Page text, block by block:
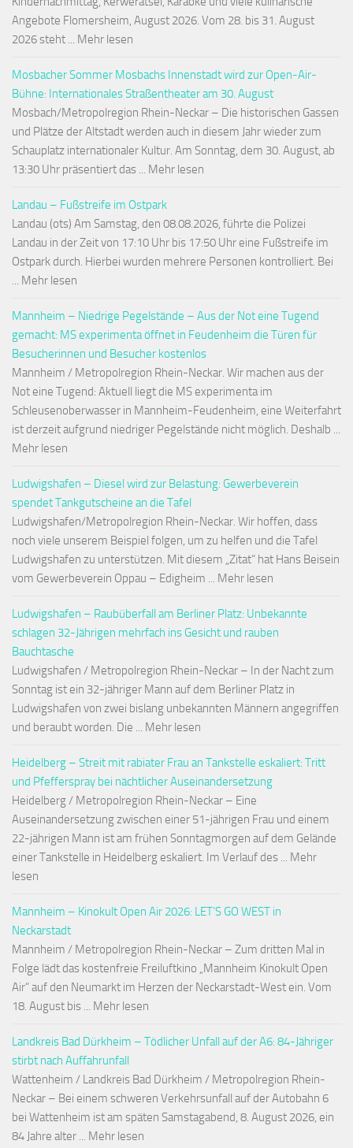
Angebote Flomersheim, August 2026. Vom 28. bis 31. August
2026 steht ... Mehr lesen
Mosbacher Sommer Mosbachs Innenstadt wird zur Open-Air-
Bühne: Internationales Straßentheater am 30. August
Mosbach/Metropolregion Rhein-Neckar – Die historischen Gassen
und Plätze der Altstadt werden auch in diesem Jahr wieder zum
Schauplatz internationaler Kultur. Am Sonntag, dem 30. August, ab
13:30 Uhr präsentiert das ... Mehr lesen
Landau – Fußstreife im Ostpark
Landau (ots) Am Samstag, den 08.08.2026, führte die Polizei
Landau in der Zeit von 17:10 Uhr bis 17:50 Uhr eine Fußstreife im
Ostpark durch. Hierbei wurden mehrere Personen kontrolliert. Bei
... Mehr lesen
Mannheim – Niedrige Pegelstände – Aus der Not eine Tugend
gemacht: MS experimenta öffnet in Feudenheim die Türen für
Besucherinnen und Besucher kostenlos
Mannheim / Metropolregion Rhein-Neckar. Wir machen aus der
Not eine Tugend: Aktuell liegt die MS experimenta im
Schleusenoberwasser in Mannheim-Feudenheim, eine Weiterfahrt
ist derzeit aufgrund niedriger Pegelstände nicht möglich. Deshalb ...
Mehr lesen
Ludwigshafen – Diesel wird zur Belastung: Gewerbeverein
spendet Tankgutscheine an die Tafel
Ludwigshafen/Metropolregion Rhein-Neckar. Wir hoffen, dass
noch viele unserem Beispiel folgen, um zu helfen und die Tafel
Ludwigshafen zu unterstützen. Mit diesem „Zitat“ hat Hans Beisein
vom Gewerbeverein Oppau – Edigheim ... Mehr lesen
Ludwigshafen – Raubüberfall am Berliner Platz: Unbekannte
schlagen 32-Jährigen mehrfach ins Gesicht und rauben
Bauchtasche
Ludwigshafen / Metropolregion Rhein-Neckar – In der Nacht zum
Sonntag ist ein 32-jähriger Mann auf dem Berliner Platz in
Ludwigshafen von zwei bislang unbekannten Männern angegriffen
und beraubt worden. Die ... Mehr lesen
Heidelberg – Streit mit rabiater Frau an Tankstelle eskaliert: Tritt
und Pfefferspray bei nächtlicher Auseinandersetzung
Heidelberg / Metropolregion Rhein-Neckar – Eine
Auseinandersetzung zwischen einer 51-jährigen Frau und einem
22-jährigen Mann ist am frühen Sonntagmorgen auf dem Gelände
einer Tankstelle in Heidelberg eskaliert. Im Verlauf des ... Mehr
lesen
Mannheim – Kinokult Open Air 2026: LET’S GO WEST in
Neckarstadt
Mannheim / Metropolregion Rhein-Neckar – Zum dritten Mal in
Folge lädt das kostenfreie Freiluftkino „Mannheim Kinokult Open
Air“ auf den Neumarkt im Herzen der Neckarstadt-West ein. Vom
18. August bis ... Mehr lesen
Landkreis Bad Dürkheim – Tödlicher Unfall auf der A6: 84-Jähriger
stirbt nach Auffahrunfall
Wattenheim / Landkreis Bad Dürkheim / Metropolregion Rhein-
Neckar – Bei einem schweren Verkehrsunfall auf der Autobahn 6
bei Wattenheim ist am späten Samstagabend, 8. August 2026, ein
84 Jahre alter ... Mehr lesen